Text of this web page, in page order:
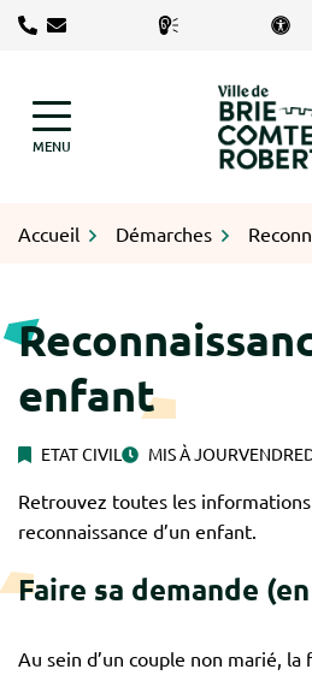
Aller
MENU
Accueil Démarches
enfant
ETAT CIVIL MIS À JOUR
Retrouvez toutes les
reconnaissance d’un enfant.
Faire sa demande
Au sein d’un couple non marié,